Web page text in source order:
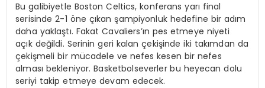
Bu galibiyetle Boston Celtics, konferans yarı final
serisinde 2-1 öne çıkan şampiyonluk hedefine bir adım
daha yaklaştı. Fakat Cavaliers’ın pes etmeye niyeti
açık değildi. Serinin geri kalan çekişinde iki takımdan da
çekişmeli bir mücadele ve nefes kesen bir nefes
alması bekleniyor. Basketbolseverler bu heyecan dolu
seriyi takip etmeye devam edecek.